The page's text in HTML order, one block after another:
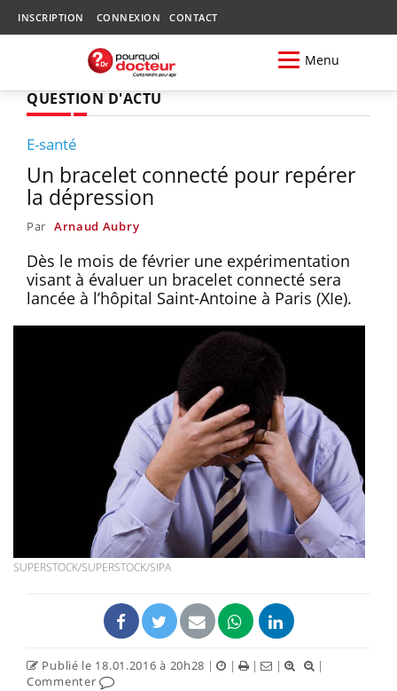
INSCRIPTION CONNEXION CONTACT
Menu
QUESTION D'ACTU
E-santé
Un bracelet connecté pour repérer
la dépression
Par Arnaud Aubry
Dès le mois de février une expérimentation
visant à évaluer un bracelet connecté sera
lancée à l’hôpital Saint-Antoine à Paris (XIe).
SUPERSTOCK/SUPERSTOCK/SIPA
Publié le 18.01.2016 à 20h28 | | | |
|
Commenter